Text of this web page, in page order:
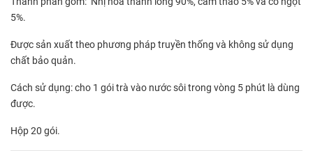
5%.
Được sản xuất theo phương pháp truyền thống và không sử dụng
chất bảo quản.
Cách sử dụng: cho 1 gói trà vào nước sôi trong vòng 5 phút là dùng
được.
Hộp 20 gói.